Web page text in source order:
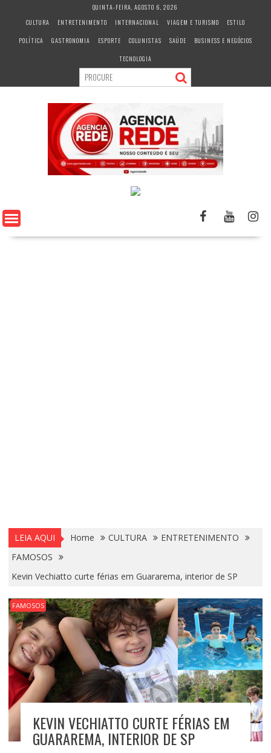
c
QUINTA-FEIRA, AGOSTO 6, 2026
CULTURA
ENTRETENIMENTO INTERNACIONAL VIAGEM E TURISMO
ESTILO
POLÍTICA
GASTRONOMIA ESPORTE COLUNISTAS SAÚDE
BUSINESS E NEGÓCIOS
TECNOLOGIA
LEIA AQUI Home CULTURA
ENTRETENIMENTO
FAMOSOS
Kevin Vechiatto curte férias em Guararema, interior de SP
FAMOSOS
KEVIN VECHIATTO CURTE FÉRIAS EM
GUARAREMA, INTERIOR DE SP